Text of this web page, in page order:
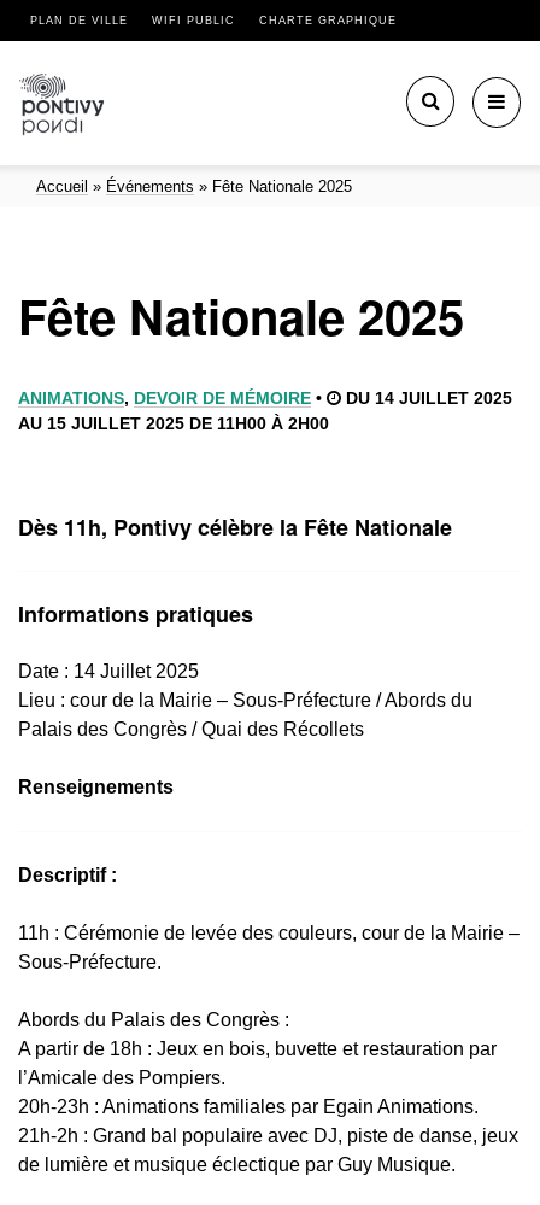
PLAN DE VILLE WIFI PUBLIC CHARTE GRAPHIQUE
Accueil » Événements » Fête Nationale 2025
Fête Nationale 2025
ANIMATIONS, DEVOIR DE MÉMOIRE •
DU 14 JUILLET 2025
AU 15 JUILLET 2025 DE 11H00 À 2H00
Dès 11h, Pontivy célèbre la Fête Nationale
Informations pratiques
Date : 14 Juillet 2025
Lieu : cour de la Mairie – Sous-Préfecture / Abords du
Palais des Congrès / Quai des Récollets
Renseignements
Descriptif :
11h : Cérémonie de levée des couleurs, cour de la Mairie –
Sous-Préfecture.
Abords du Palais des Congrès :
A partir de 18h : Jeux en bois, buvette et restauration par
l’Amicale des Pompiers.
20h-23h : Animations familiales par Egain Animations.
21h-2h : Grand bal populaire avec DJ, piste de danse, jeux
de lumière et musique éclectique par Guy Musique.